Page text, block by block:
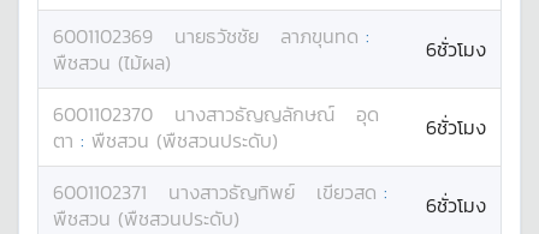
6001102369 นายธวัชชัย ลาภขุนทด :
พืชสวน (ไม้ผล)
6ชั่วโมง
6001102370 นางสาวธัญญลักษณ์
อุด
ตา : พืชสวน (พืชสวนประดับ) 6ชั่วโมง
6001102371 นางสาวธัญทิพย์ เขียวสด :
พืชสวน (พืชสวนประดับ)
6ชั่วโมง